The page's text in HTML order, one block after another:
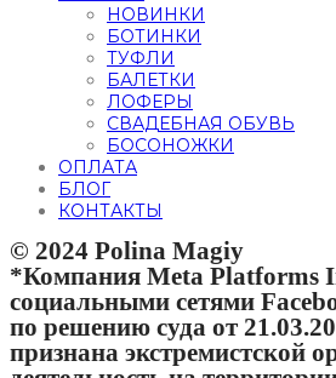
НОВИНКИ
БОТИНКИ
ТУФЛИ
БАЛЕТКИ
ЛОФЕРЫ
СВАДЕБНАЯ ОБУВЬ
БОСОНОЖКИ
ОПЛАТА
БЛОГ
КОНТАКТЫ
© 2024 Polina Magiy
*Компания Meta Platforms
социальными сетями
по решению суда от
признана экстремистской